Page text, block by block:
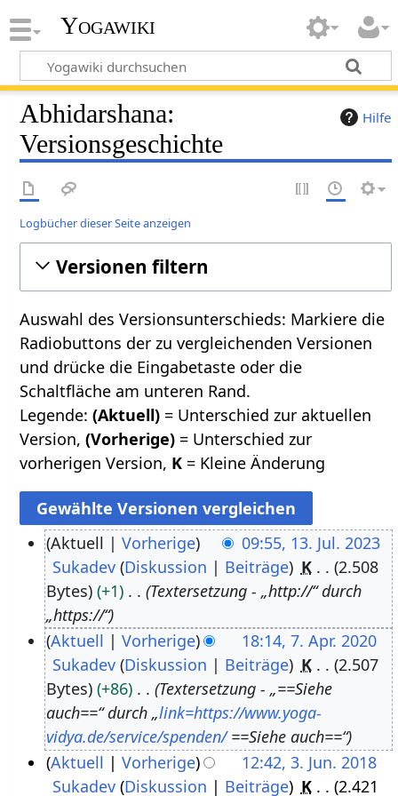
Yogawiki
Hilfe
Abhidarshana:
Versionsgeschichte
Logbücher dieser Seite anzeigen
Versionen filtern
Auswahl des Versionsunterschieds: Markiere die
Radiobuttons der zu vergleichenden Versionen
und drücke die Eingabetaste oder die
Schaltfläche am unteren Rand.
Legende:(Aktuell) = Unterschied zur aktuellen
Version,(Vorherige) = Unterschied zur
vorherigen Version, K = Kleine Änderung
J
0
Aktuell Vorherige
09:55, 13. Jul. 2023
Sukadev Diskussion Beiträge K
2.508
Bytes
+1
Textersetzung - „http://“ durch
„https://“
Aktuell Vorherige
18:14, 7. Apr. 2020
Sukadev Diskussion Beiträge K
2.507
Bytes
+86
Textersetzung - „==Siehe
auch==“ durch „link=https://www.yoga-
vidya.de/service/spenden/==Siehe auch==“
Aktuell Vorherige
12:42, 3. Jun. 2018
Sukadev Diskussion Beiträge K 2.421